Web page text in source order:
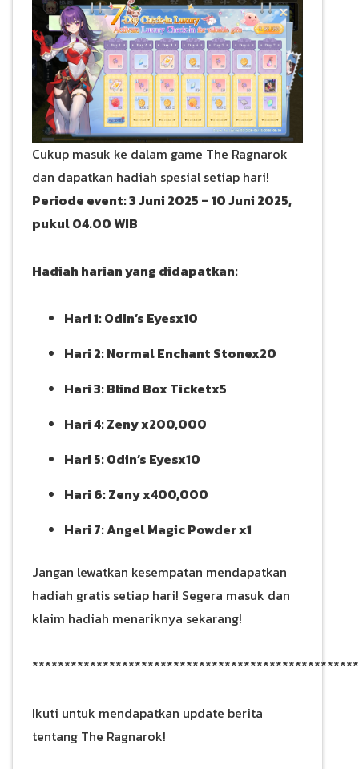
Cukup masuk ke dalam game The Ragnarok
dan dapatkan hadiah spesial setiap hari!
Periode event: 3 Juni 2025 – 10 Juni 2025,
pukul 04.00 WIB
Hadiah harian yang didapatkan:
Hari 1: Odin’s Eyesx10
Hari 2: Normal Enchant Stonex20
Hari 3: Blind Box Ticketx5
Hari 4: Zeny x200,000
Hari 5: Odin’s Eyesx10
Hari 6: Zeny x400,000
Hari 7: Angel Magic Powder x1
Jangan lewatkan kesempatan mendapatkan
hadiah gratis setiap hari! Segera masuk dan
klaim hadiah menariknya sekarang!
Ikuti untuk mendapatkan update berita
tentang The Ragnarok!